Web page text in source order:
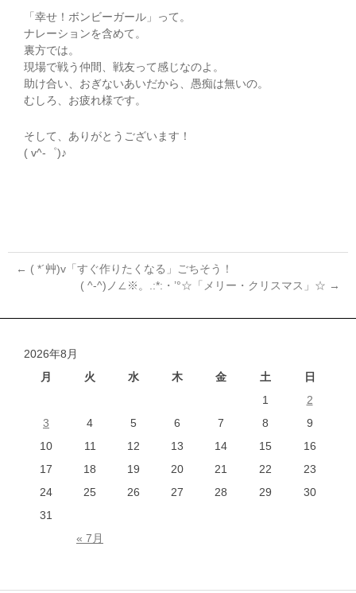
「幸せ！ボンビーガール」って。
ナレーションを含めて。
裏方では。
現場で戦う仲間、戦友って感じなのよ。
助け合い、おぎないあいだから、愚痴は無いの。
むしろ、お疲れ様です。
そして、ありがとうございます！
( v^-゜)♪
稿
ビ
← ( *´艸)v「すぐ作りたくなる」ごちそう！
( ^-^)ノ∠※。.:*:・’°☆「メリー・クリスマス」☆ →
2026年8月
月
火 水 木 金 土 日
« 7月
1
2
3
4 5 6 7 8
9
10
11 12 13 14 15
16
17
18 19 20 21 22
23
24
25 26 27 28 29
30
31